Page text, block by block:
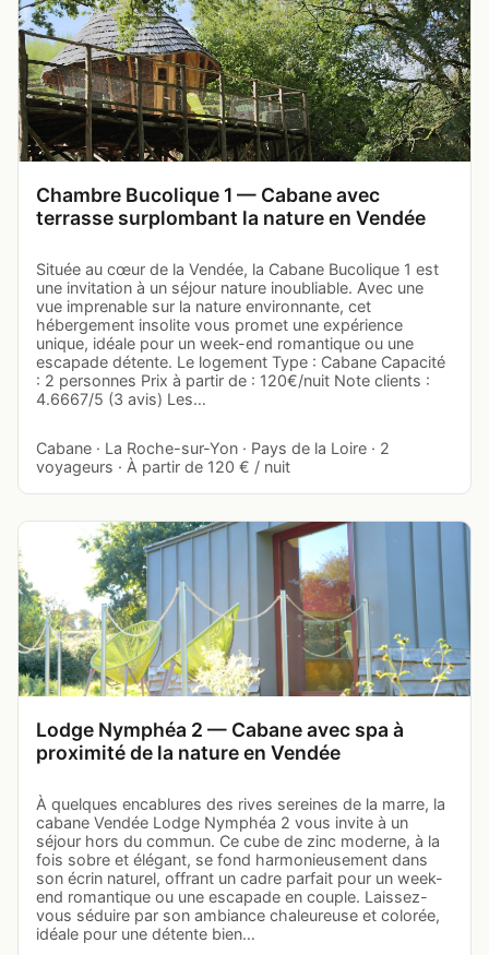
Chambre Bucolique 1 — Cabane avec
terrasse surplombant la nature en Vendée
Située au cœur de la Vendée, la Cabane Bucolique 1 est
une invitation à un séjour nature inoubliable. Avec une
vue imprenable sur la nature environnante, cet
hébergement insolite vous promet une expérience
unique, idéale pour un week-end romantique ou une
escapade détente. Le logement Type : Cabane Capacité
: 2 personnes Prix à partir de : 120€/nuit Note clients :
4.6667/5 (3 avis) Les…
Cabane · La Roche-sur-Yon · Pays de la Loire · 2
voyageurs · À partir de 120 € / nuit
Lodge Nymphéa 2 — Cabane avec spa à
proximité de la nature en Vendée
À quelques encablures des rives sereines de la marre, la
cabane Vendée Lodge Nymphéa 2 vous invite à un
séjour hors du commun. Ce cube de zinc moderne, à la
fois sobre et élégant, se fond harmonieusement dans
son écrin naturel, offrant un cadre parfait pour un week-
end romantique ou une escapade en couple. Laissez-
vous séduire par son ambiance chaleureuse et colorée,
idéale pour une détente bien…